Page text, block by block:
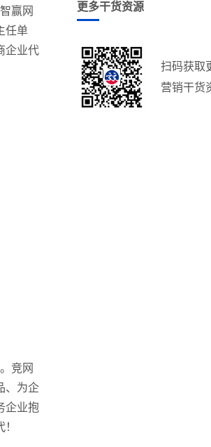
赢网
任单
企业代
竞网
、为企
企业抱
更多干货资源
扫码获取
营销干货